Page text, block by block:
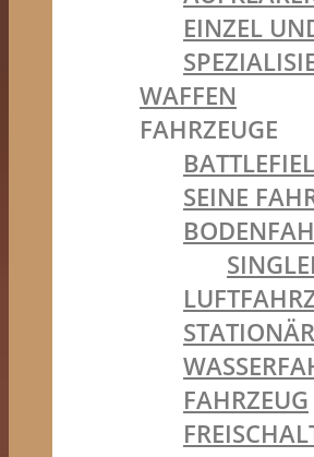
EINZEL
WAFFEN
FAHRZEUGE
SEINE
FAHRZEUG